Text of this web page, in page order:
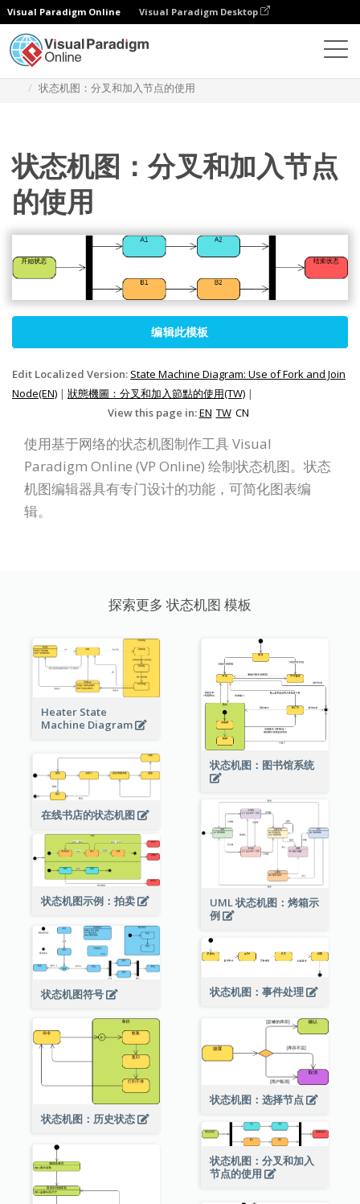
Visual Paradigm Online Visual Paradigm Desktop
状态机图：分叉和加入节点的使用
状态机图：分叉和加入节点
的使用
编辑此模板
Edit Localized Version: State Machine Diagram: Use of Fork and Join
Node(EN) | 狀態機圖：分叉和加入節點的使用(TW) |
View this page in:EN TW CN
使用基于网络的状态机图制作工具 Visual
Paradigm Online (VP Online) 绘制状态机图。状态
机图编辑器具有专门设计的功能，可简化图表编
辑。
探索更多 状态机图 模板
Heater State
Machine Diagram
状态机图：图书馆系统
在线书店的状态机图
UML 状态机图：烤箱示
例
状态机图示例：拍卖
状态机图符号 状态机图：事件处理
状态机图：历史状态
状态机图：选择节点
状态机图：分叉和加入
节点的使用